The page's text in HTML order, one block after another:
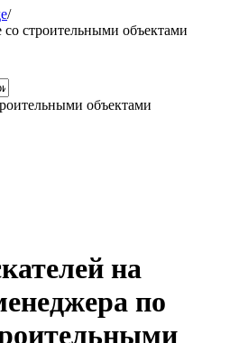
/
строительными объектами
объектами
на
по